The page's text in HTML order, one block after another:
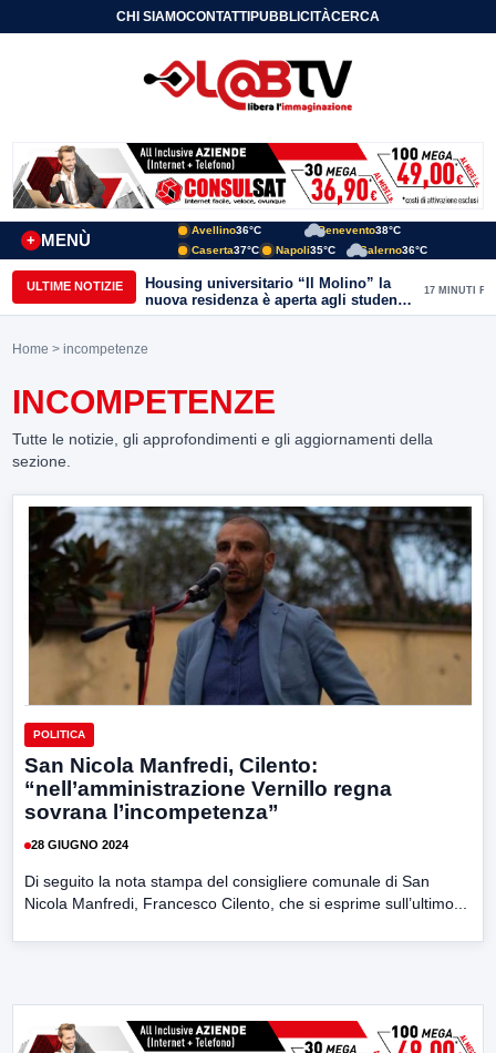
CHI SIAMOCONTATTIPUBBLICITÀCERCA
MENÙ
+
Avellino36°C Benevento38°C
Caserta37°C Napoli35°C Salerno36°C
ULTIME NOTIZIE
Housing universitario “Il Molino” la
nuova residenza è aperta agli studenti
del Conservatorio “Nicola Sala” e
17 MINUTI FA
Home > incompetenze
INCOMPETENZE
Tutte le notizie, gli approfondimenti e gli aggiornamenti della
sezione.
POLITICA
San Nicola Manfredi, Cilento:
“nell’amministrazione Vernillo regna
sovrana l’incompetenza”
28 GIUGNO 2024
Di seguito la nota stampa del consigliere comunale di San
Nicola Manfredi, Francesco Cilento, che si esprime sull’ultimo...